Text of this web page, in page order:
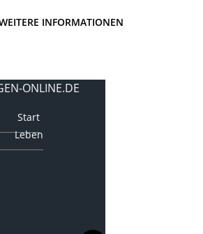
INFORMATIONEN
ONLINE.DE
Start
Leben